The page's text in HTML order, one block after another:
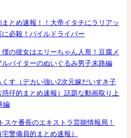
とめ速報！！大帝イタチにラリアッ
に必殺！パイルドライバー
の彼女はエリーちゃん人形！豆腐メ
バイターのぬいぐるみ男子末路編
す（デカい強い2次元嫁だいすき子
仔的まとめ速報）話題な動画取り上
編
スケ番長のエキストラ芸能情報局！
警備員的まとめ速報）